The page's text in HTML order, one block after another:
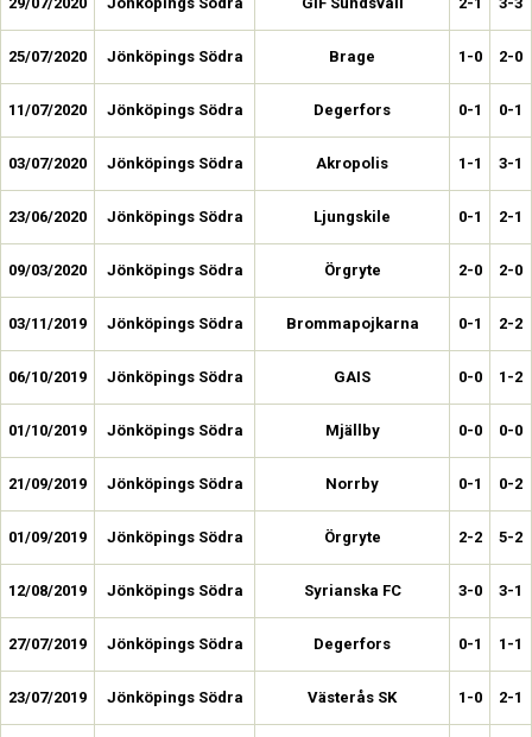
25/07/2020 Jönköpings Södra Brage 1-0 2-0
11/07/2020 Jönköpings Södra Degerfors 0-1 0-1
03/07/2020 Jönköpings Södra Akropolis 1-1 3-1
23/06/2020 Jönköpings Södra Ljungskile 0-1 2-1
09/03/2020 Jönköpings Södra Örgryte 2-0 2-0
03/11/2019 Jönköpings Södra Brommapojkarna 0-1 2-2
06/10/2019 Jönköpings Södra GAIS 0-0 1-2
01/10/2019 Jönköpings Södra Mjällby 0-0 0-0
21/09/2019 Jönköpings Södra Norrby 0-1 0-2
01/09/2019 Jönköpings Södra Örgryte 2-2 5-2
12/08/2019 Jönköpings Södra Syrianska FC 3-0 3-1
27/07/2019 Jönköpings Södra Degerfors 0-1 1-1
23/07/2019 Jönköpings Södra Västerås SK 1-0 2-1